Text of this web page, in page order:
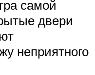
самой
двери
неприятного